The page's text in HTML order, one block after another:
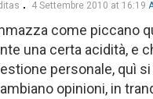
4 Settembre 2010 at 16:19
come piccano
una certa acidità, e
personale, quì si
opinioni, in